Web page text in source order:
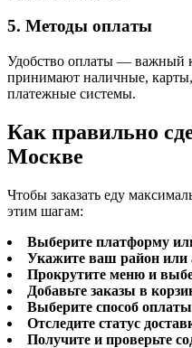
5. Методы оплаты
Удобство оплаты — важный
принимают наличные,
платежные системы.
Как правильно
Москве
Чтобы заказать еду
этим шагам:
Выберите платформу
Укажите ваш район или
Прокрутите меню и
Добавьте заказы в
Выберите способ оплаты
Отследите статус
Получите и проверьте